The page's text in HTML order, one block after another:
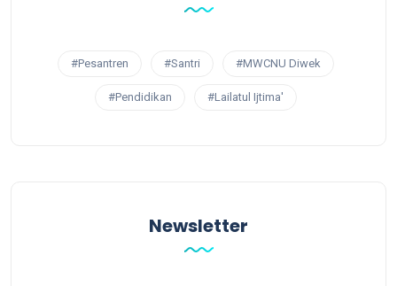
#Pesantren #Santri #MWCNU Diwek
#Pendidikan #Lailatul Ijtima'
Newsletter